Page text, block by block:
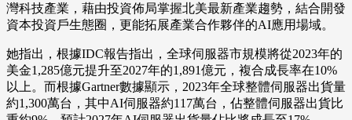
灣科技產業，藉由投資佈局掌握北美最新產業趨勢，結合開發
資本投資戶生態圈，更能拓展產業合作夥伴的AI應用場域。
她指出，根據IDC報告指出，全球伺服器市規模將從2023年的
美金1,285億元提升至2027年的1,891億元，複合成長率在10%
以上。而根據Gartner數據顯示，2023年全球整體伺服器出貨量
約1,300萬台，其中AI伺服器約117萬台，佔整體伺服器出貨比